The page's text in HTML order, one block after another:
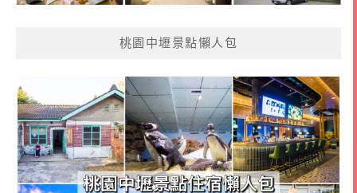
桃園中壢景點懶人包